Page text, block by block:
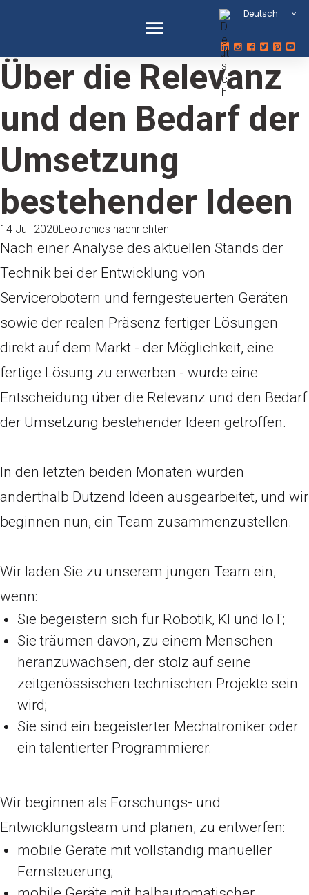
Deutsch
Über die Relevanz
und den Bedarf der
Umsetzung
bestehender Ideen
14 Juli 2020Leotronics nachrichten
Nach einer Analyse des aktuellen Stands der
Technik bei der Entwicklung von
Servicerobotern und ferngesteuerten Geräten
sowie der realen Präsenz fertiger Lösungen
direkt auf dem Markt - der Möglichkeit, eine
fertige Lösung zu erwerben - wurde eine
Entscheidung über die Relevanz und den Bedarf
der Umsetzung bestehender Ideen getroffen.
In den letzten beiden Monaten wurden
anderthalb Dutzend Ideen ausgearbeitet, und wir
beginnen nun, ein Team zusammenzustellen.
Wir laden Sie zu unserem jungen Team ein,
wenn:
Sie begeistern sich für Robotik, KI und IoT;
Sie träumen davon, zu einem Menschen
heranzuwachsen, der stolz auf seine
zeitgenössischen technischen Projekte sein
wird;
Sie sind ein begeisterter Mechatroniker oder
ein talentierter Programmierer.
Wir beginnen als Forschungs- und
Entwicklungsteam und planen, zu entwerfen:
mobile Geräte mit vollständig manueller
Fernsteuerung;